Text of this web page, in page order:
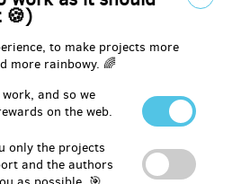
🍪)
to make projects more
more rainbowy. 🌈
and so we
on the web.
only the projects
and the authors
(CZK 400)
vás + odznak + odkaz +
opravdová kniha, díky níž budete o
Součástí knihy bude i ve vazbě